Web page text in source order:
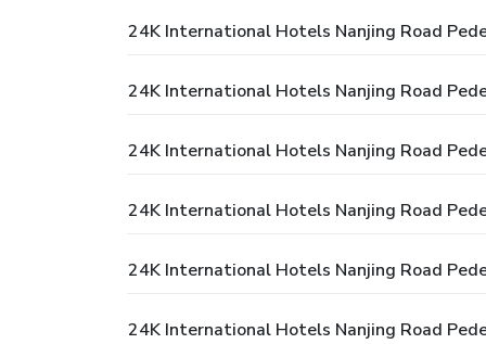
24K International Hotels Nanjing Road
24K International Hotels Nanjing Road
24K International Hotels Nanjing Road
24K International Hotels Nanjing Road
24K International Hotels Nanjing Road
24K International Hotels Nanjing Road